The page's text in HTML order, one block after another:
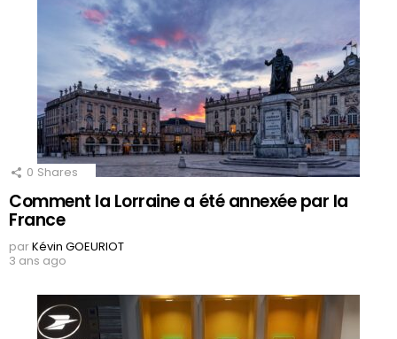
0 Shares
Comment la Lorraine a été annexée par la
France
parKévin GOEURIOT
3 ans ago